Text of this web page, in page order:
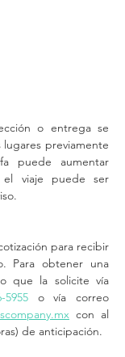
o entrega se
previamente
puede aumentar
el viaje puede ser
para recibir
Para obtener una
que la solicite vía
5955
o vía correo
con al
de anticipación.